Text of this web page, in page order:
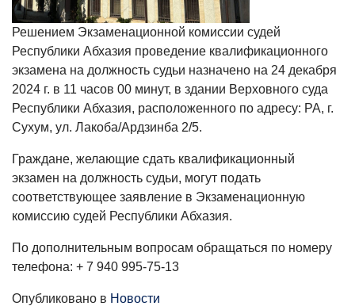
Решением Экзаменационной комиссии судей
Республики Абхазия проведение квалификационного
экзамена на должность судьи назначено на 24 декабря
2024 г. в 11 часов 00 минут, в здании Верховного суда
Республики Абхазия, расположенного по адресу: РА, г.
Сухум, ул. Лакоба/Ардзинба 2/5.
Граждане, желающие сдать квалификационный
экзамен на должность судьи, могут подать
соответствующее заявление в Экзаменационную
комиссию судей Республики Абхазия.
По дополнительным вопросам обращаться по номеру
телефона: + 7 940 995-75-13
Опубликовано в Новости